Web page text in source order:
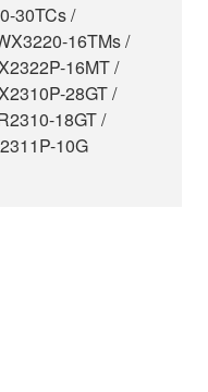
30TCs /
16TMs /
16MT /
28GT /
18GT /
10G